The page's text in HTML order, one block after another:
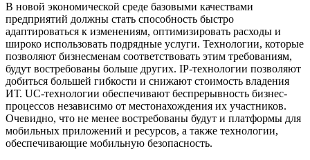
В новой экономической среде базовыми качествами
предприятий должны стать способность быстро
адаптироваться к изменениям, оптимизировать расходы и
широко использовать подрядные услуги. Технологии, которые
позволяют бизнесменам соответствовать этим требованиям,
будут востребованы больше других. IP-технологии позволяют
добиться большей гибкости и снижают стоимость владения
ИТ. UC-технологии обеспечивают беспрерывность бизнес-
процессов независимо от местонахождения их участников.
Очевидно, что не менее востребованы будут и платформы для
мобильных приложений и ресурсов, а также технологии,
обеспечивающие мобильную безопасность.